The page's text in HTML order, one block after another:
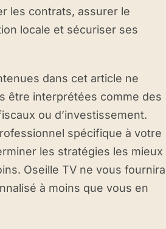
les contrats, assurer le
locale et sécuriser ses
dans cet article ne
être interprétées comme des
ou d’investissement.
spécifique à votre
les stratégies les mieux
Oseille TV ne vous fournira
à moins que vous en